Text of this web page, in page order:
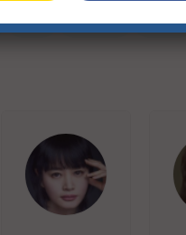
#귀신 #특수부대 #소지섭